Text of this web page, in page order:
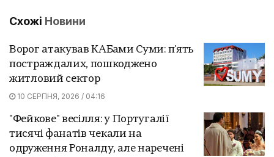
Схожі Новини
Ворог атакував КАБами Суми: п'ять
постраждалих, пошкоджено
житловий сектор
10 СЕРПНЯ, 2026 / 04:16
"Фейкове" весілля: у Португалії
тисячі фанатів чекали на
одруження Роналду, але наречені